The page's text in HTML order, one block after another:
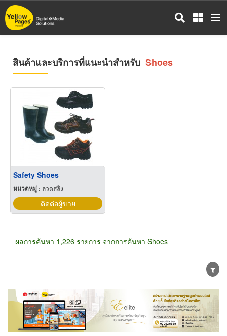
ข้าม
ไป
สินค้าและบริการที่แนะนำสำหรับ Shoes
Safety Shoes
หมวดหมู่ : ลวดสลิง
ติดต่อผู้ขาย
ผลการค้นหา 1,226 รายการ จากการค้นหา Shoes
ขายส่ง ขายปลีก ผู้ผลิต
ตัวแทนจัดจำหน่าย
ผู้ส่งออก/นำเข้า
ธุรกิจบริการ